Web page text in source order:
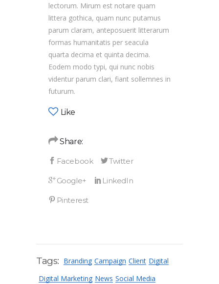
lectorum. Mirum est notare quam
littera gothica, quam nunc putamus
parum claram, anteposuerit litterarum
formas humanitatis per seacula
quarta decima et quinta decima.
Eodem modo typi, qui nunc nobis
videntur parum clari, fiant sollemnes in
futurum.
Like
Share:
Tags: Branding Campaign Client Digital
Digital Marketing News Social Media